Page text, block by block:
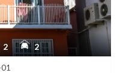
2 2